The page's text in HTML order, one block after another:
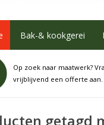
Bak-& kookgerei
Op zoek naar maatwerk?
vrijblijvend een offerte aan.
getagd